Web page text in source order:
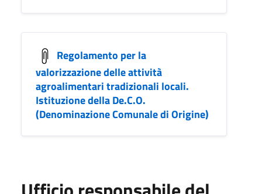
Regolamento per la
valorizzazione delle attività
agroalimentari tradizionali locali.
Istituzione della De.C.O.
(Denominazione Comunale di Origine)